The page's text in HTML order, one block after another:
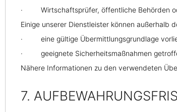
· Wirtschaftsprüfer, öffentliche Behörden
Einige unserer Dienstleister können außerhalb
· eine gültige Übermittlungsgrundlage
· geeignete Sicherheitsmaßnahmen
Nähere Informationen zu den verwendeten
7.